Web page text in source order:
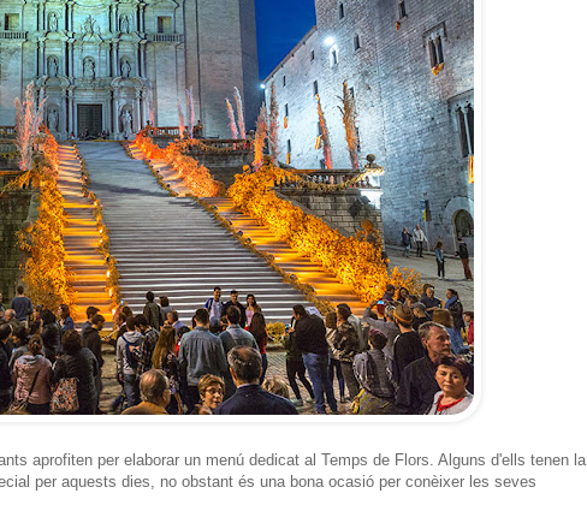
aprofiten per elaborar un menú dedicat al Temps de Flors. Alguns d'ells tenen la
per aquests dies, no obstant és una bona ocasió per conèixer les seves